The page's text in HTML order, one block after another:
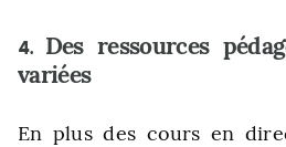
4. Des ressources
variées
En plus des cours en